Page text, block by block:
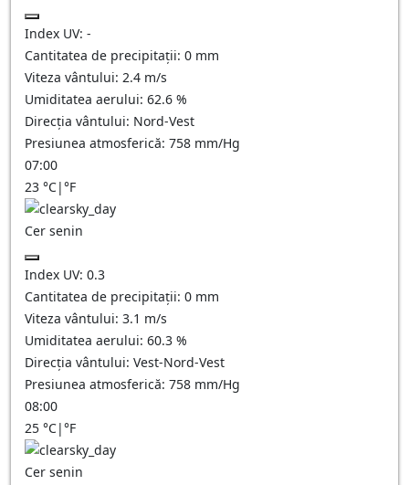
Index UV: -
Cantitatea de precipitații: 0 mm
Viteza vântului: 2.4 m/s
Umiditatea aerului: 62.6 %
Direcția vântului: Nord-Vest
Presiunea atmosferică: 758 mm/Hg
07:00
23 °C|°F
Cer senin
Index UV: 0.3
Cantitatea de precipitații: 0 mm
Viteza vântului: 3.1 m/s
Umiditatea aerului: 60.3 %
Direcția vântului: Vest-Nord-Vest
Presiunea atmosferică: 758 mm/Hg
08:00
25 °C|°F
Cer senin